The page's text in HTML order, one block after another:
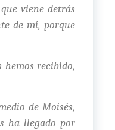
viene detrás
de mí, porque
hemos recibido,
de Moisés,
ha llegado por